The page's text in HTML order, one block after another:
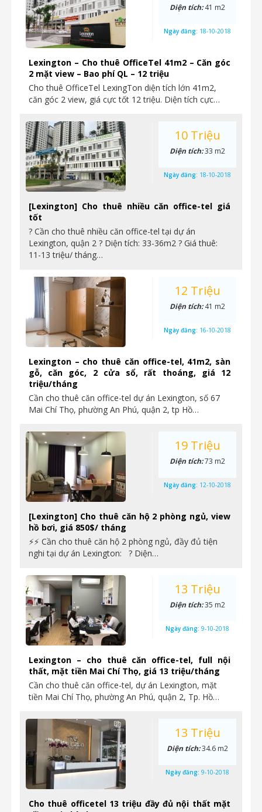
Lexington – Cho thuê OfficeTel 41m2 – Căn góc
2 mặt view – Bao phí QL – 12 triệu
Cho thuê OfficeTel LexingTon diện tích lớn 41m2,
căn góc 2 view, giá cực tốt 12 triệu. Diện tích cực…
Diện tích:41 m2
Ngày đăng: 18-10-2018
[Lexington] Cho thuê nhiều căn office-tel giá
tốt
? Cần cho thuê nhiều căn office-tel tại dự án
Lexington, quận 2 ? Diện tích: 33-36m2 ? Giá thuê:
11-13 triệu/ tháng…
10 Triệu
Diện tích:33 m2
Ngày đăng: 18-10-2018
Lexington – cho thuê căn office-tel, 41m2, sàn
gỗ, căn góc, 2 cửa sổ, rất thoáng, giá 12
triệu/tháng
Cần cho thuê căn office-tel dự án Lexington, số 67
Mai Chí Thọ, phường An Phú, quận 2, tp Hồ…
12 Triệu
Diện tích:41 m2
Ngày đăng: 16-10-2018
[Lexington] Cho thuê căn hộ 2 phòng ngủ, view
hồ bơi, giá 850$/ tháng
⚡⚡ Cần cho thuê căn hộ 2 phòng ngủ, đầy đủ tiện
nghi tại dự án Lexington: ? Diện…
19 Triệu
Diện tích:73 m2
Ngày đăng: 12-10-2018
Lexington – cho thuê căn office-tel, full nội
thất, mặt tiền Mai Chí Thọ, giá 13 triệu/tháng
Cần cho thuê căn office-tel, dự án Lexington, mặt
tiền Mai Chí Thọ, phường An Phú, quận 2, Tp. Hồ…
13 Triệu
Diện tích:35 m2
Ngày đăng: 9-10-2018
Cho thuê officetel 13 triệu đầy đủ nội thất mặt
13 Triệu
Diện tích:34.6 m2
Ngày đăng: 9-10-2018